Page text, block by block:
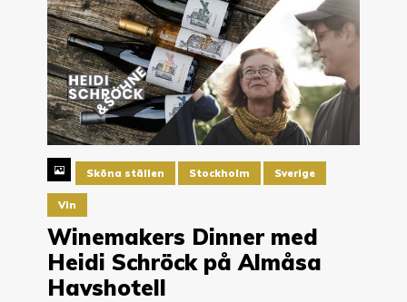
Sköna ställen Stockholm Sverige
Vin
Winemakers Dinner med
Heidi Schröck på Almåsa
Havshotell